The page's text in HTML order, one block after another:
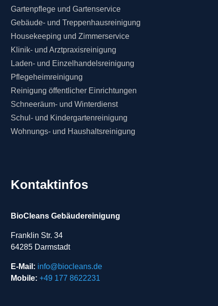
Gartenpflege und Gartenservice
Gebäude- und Treppenhausreinigung
Housekeeping und Zimmerservice
Klinik- und Arztpraxisreinigung
Laden- und Einzelhandelsreinigung
Pflegeheimreinigung
Reinigung öffentlicher Einrichtungen
Schneeräum- und Winterdienst
Schul- und Kindergartenreinigung
Wohnungs- und Haushaltsreinigung
Kontaktinfos
BioCleans Gebäudereinigung
Franklin Str. 34
64285 Darmstadt
E-Mail: info@biocleans.de
Mobile: +49 177 8622231